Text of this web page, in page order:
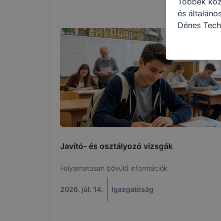
Javító- és osztályozó vizsgák
Folyamatosan bővülő információk
2026. júl. 14. Igazgatóság
és
Dénes
honlapot
használja
Hogyan
böngésző
böngésző
általában
tétele, a
teljes